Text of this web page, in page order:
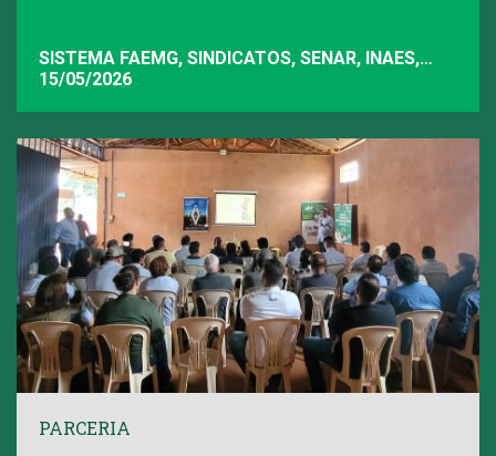
SISTEMA FAEMG, SINDICATOS, SENAR, INAES,
FAEMG
15/05/2026
PARCERIA